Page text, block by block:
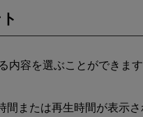
内容を選ぶことができます
間または再生時間が表示さ